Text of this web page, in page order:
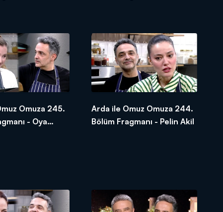
Omuza 245.
- Oya
Arda ile Omuz Omuza 244.
Bölüm Fragmanı - Pelin Akil